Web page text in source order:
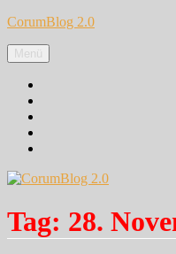
Zum
springen
CorumBlog 2.0
Menü
Tag: 28.